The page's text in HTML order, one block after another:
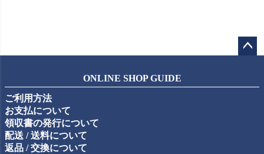
ップ
ONLINE SHOP GUIDE
ご利用方法
お支払について
領収書の発行について
配送 / 送料について
返品 / 交換について